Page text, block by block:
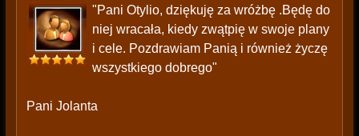
"Pani Otylio, dziękuję za wróżbę .Będę do
niej wracała, kiedy zwątpię w swoje plany
i cele. Pozdrawiam Panią i również życzę
wszystkiego dobrego"
Pani Jolanta